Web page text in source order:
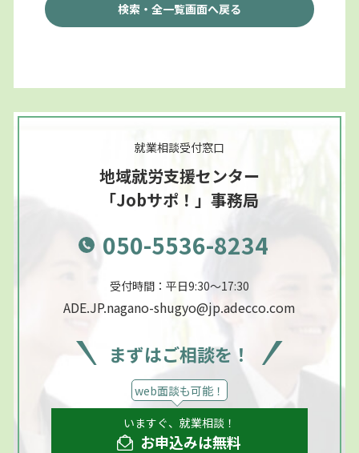
検索・全一覧画面へ戻る
就業相談受付窓口
地域就労支援センター
「Jobサポ！」事務局
050-5536-8234
受付時間：平日9:30～17:30
ADE.JP.nagano-shugyo@jp.adecco.com
まずはご相談を！
web面談も可能！
いますぐ、就業相談！
お申込みは無料